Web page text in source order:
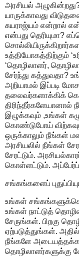
அரசியல்
யாருக்காவது
சுயராஜ்யம் என்றால்
என்பது தெரியுமா?
உத்தியோகத்திற்கும்
‘தொழிலாளர்,
சேர்ந்து
அறியாமல் இப்படி
தலைவர்களாக்கிக்
இழுக்கவும் ,உங்கள்
கொண்டுபோய்
ஒருக்காலும் நீங்கள்
அரசியலில் நீங்கள்
சேரட்டும்.
கொள்ளட்டும்.
சங்கங்களைப்
உங்கள்
உங்கள் நாட்டுத்
சேருங்கள். பிறகு
ஏற்படுத்துங்கள்.
நீங்களே
தொழிலாளர்களுக்கு